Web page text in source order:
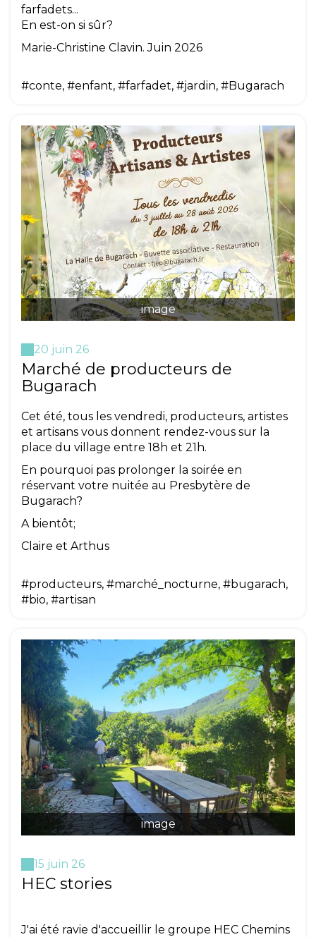
farfadets...
En est-on si sûr?
Marie-Christine Clavin. Juin 2026
#conte, #enfant, #farfadet, #jardin, #Bugarach
image
20 juin 26
Marché de producteurs de
Bugarach
Cet été, tous les vendredi, producteurs, artistes
et artisans vous donnent rendez-vous sur la
place du village entre 18h et 21h.
En pourquoi pas prolonger la soirée en
réservant votre nuitée au Presbytère de
Bugarach?
A bientôt;
Claire et Arthus
#producteurs, #marché_nocturne, #bugarach,
#bio, #artisan
image
15 juin 26
HEC stories
J'ai été ravie d'accueillir le groupe HEC Chemins